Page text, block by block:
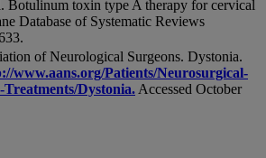
Botulinum toxin type A therapy for cervical
Database of Systematic Reviews
of Neurological Surgeons. Dystonia.
www.aans.org/Patients/Neurosurgical-
Dystonia. Accessed October